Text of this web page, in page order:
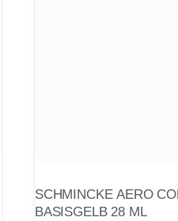
SCHMINCKE AERO
BASISGELB 28 ML